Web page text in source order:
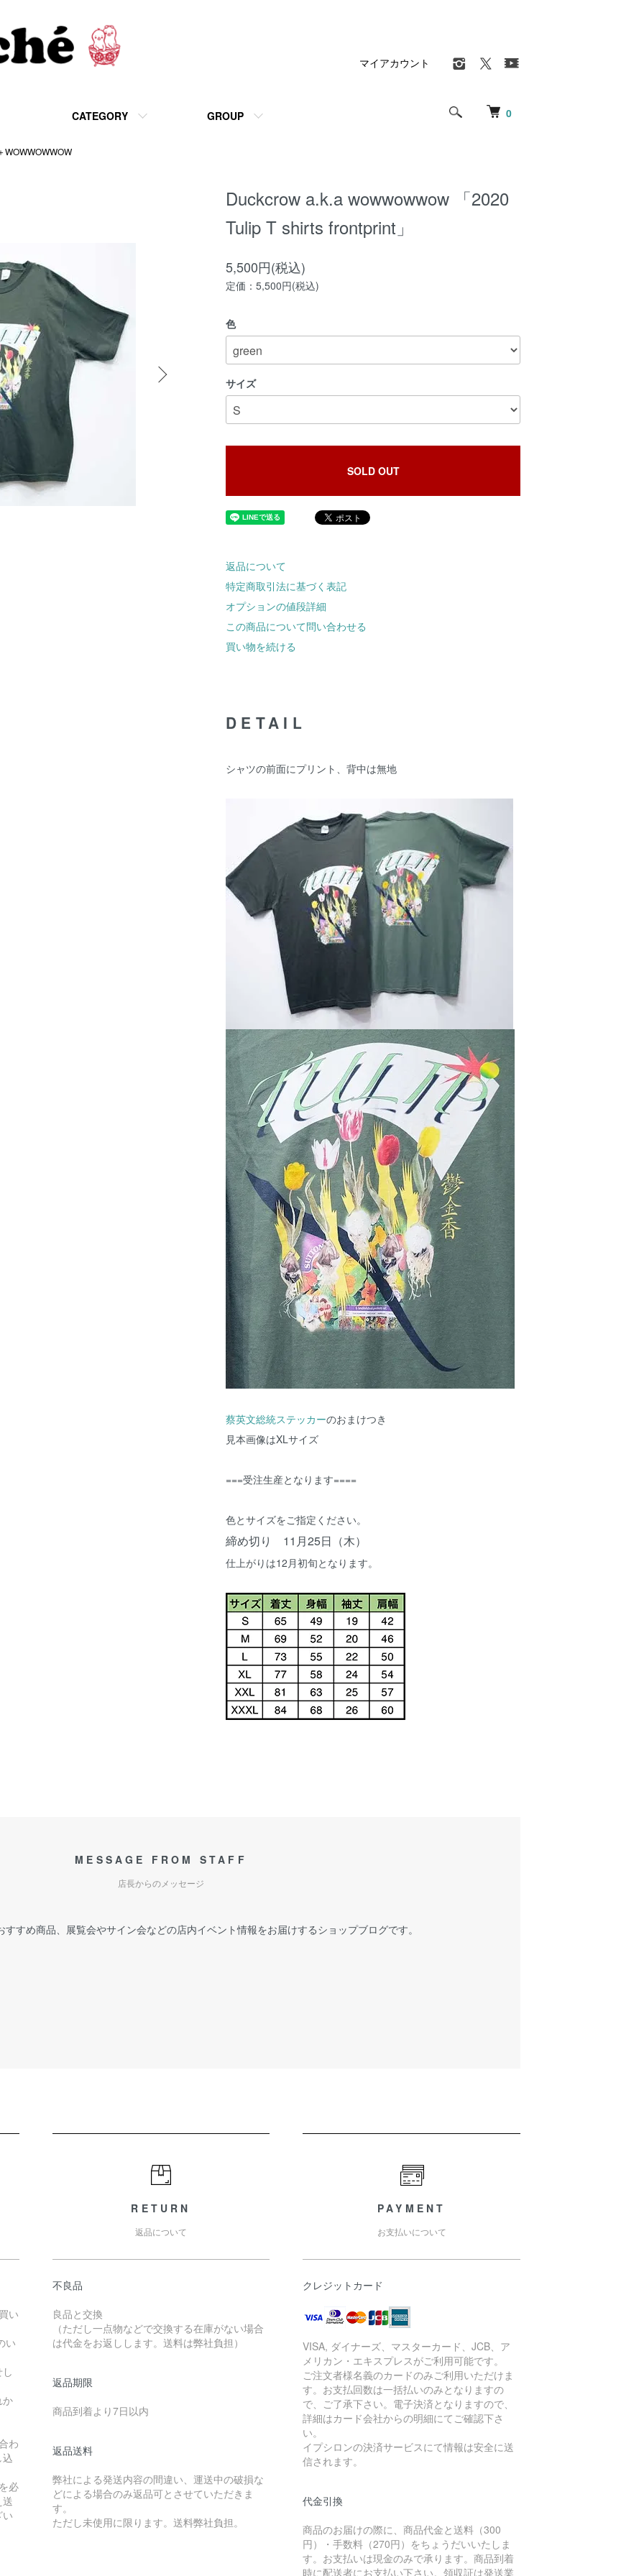
0
CATEGORY GROUP
マイアカウント
WOWWOWWOW
Duckcrow a.k.a wowwowwow 「2020
Tulip T shirts frontprint」
5,500円(税込)
定価：5,500円(税込)
色
サイズ
SOLD OUT
返品について
特定商取引法に基づく表記
オプションの値段詳細
この商品について問い合わせる
買い物を続ける
DETAIL
シャツの前面にプリント、背中は無地
蔡英文総統ステッカーのおまけつき
見本画像はXLサイズ
===受注生産となります====
色とサイズをご指定ください。
締め切り 11月25日（木）
仕上がりは12月初旬となります。
MESSAGE FROM STAFF
店長からのメッセージ
すすめ商品、展覧会やサイン会などの店内イベント情報をお届けするショップブログです。
い
い
か
わ
必
RETURN
返品について
不良品
良品と交換
（ただし一点物などで交換する在庫がない場合
は代金をお返しします。送料は弊社負担）
返品期限
商品到着より7日以内
返品送料
弊社による発送内容の間違い、運送中の破損な
どによる場合のみ返品可とさせていただきま
す。
ただし未使用に限ります。送料弊社負担。
PAYMENT
お支払いについて
クレジットカード
VISA, ダイナーズ、マスターカード、JCB、ア
メリカン・エキスプレスがご利用可能です。
ご注文者様名義のカードのみご利用いただけま
す。お支払回数は一括払いのみとなりますの
で、ご了承下さい。電子決済となりますので、
詳細はカード会社からの明細にてご確認下さ
い。
イプシロンの決済サービスにて情報は安全に送
信されます。
代金引換
商品のお届けの際に、商品代金と送料（300
円）・手数料（270円）をちょうだいいたしま
す。お支払いは現金のみで承ります。商品到着
時に配送者にお支払い下さい。領収証は発送業